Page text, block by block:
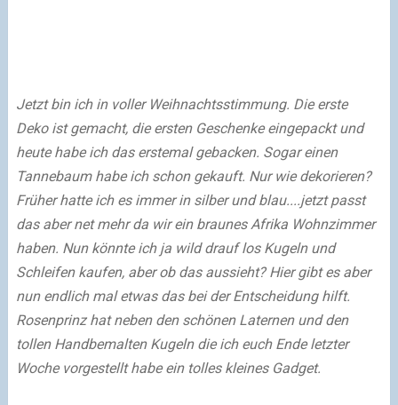
Jetzt bin ich in voller Weihnachtsstimmung. Die erste
Deko ist gemacht, die ersten Geschenke eingepackt und
heute habe ich das erstemal gebacken. Sogar einen
Tannebaum habe ich schon gekauft. Nur wie dekorieren?
Früher hatte ich es immer in silber und blau....jetzt passt
das aber net mehr da wir ein braunes Afrika Wohnzimmer
haben. Nun könnte ich ja wild drauf los Kugeln und
Schleifen kaufen, aber ob das aussieht? Hier gibt es aber
nun endlich mal etwas das bei der Entscheidung hilft.
Rosenprinz hat neben den schönen Laternen und den
tollen Handbemalten Kugeln die ich euch Ende letzter
Woche vorgestellt habe ein tolles kleines Gadget.